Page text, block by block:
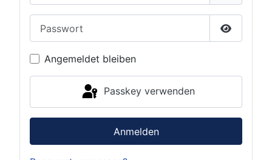
Passwort
Angemeldet bleiben
Passkey verwenden
Anmelden